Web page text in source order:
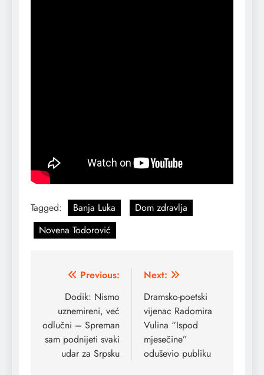
Tagged: Banja Luka
Dom zdravlja
Novena Todorović
Post
navigation
Previous:
Dodik: Nismo
uznemireni, već
odlučni – Spreman
sam podnijeti svaki
udar za Srpsku
Next:
Dramsko-poetski
vijenac Radomira
Vulina “Ispod
mjesečine”
oduševio publiku